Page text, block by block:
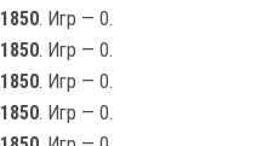
1850. Игр — 0.
1850. Игр — 0.
1850. Игр — 0.
1850. Игр — 0.